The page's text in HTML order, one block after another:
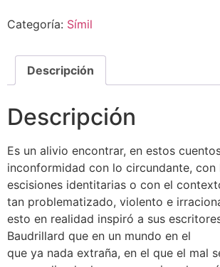
Categoría: Símil
Descripción
Descripción
Es un alivio encontrar, en estos
inconformidad con lo circundante,
escisiones identitarias o con el
tan problematizado, violento e
esto en realidad inspiró a sus
Baudrillard que en un mundo en el
que ya nada extraña, en el que el mal